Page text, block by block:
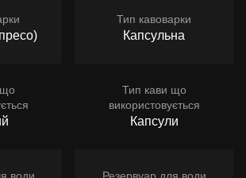
Тип кавоварки
Капсульна
Тип кави що
використовується
Капсули